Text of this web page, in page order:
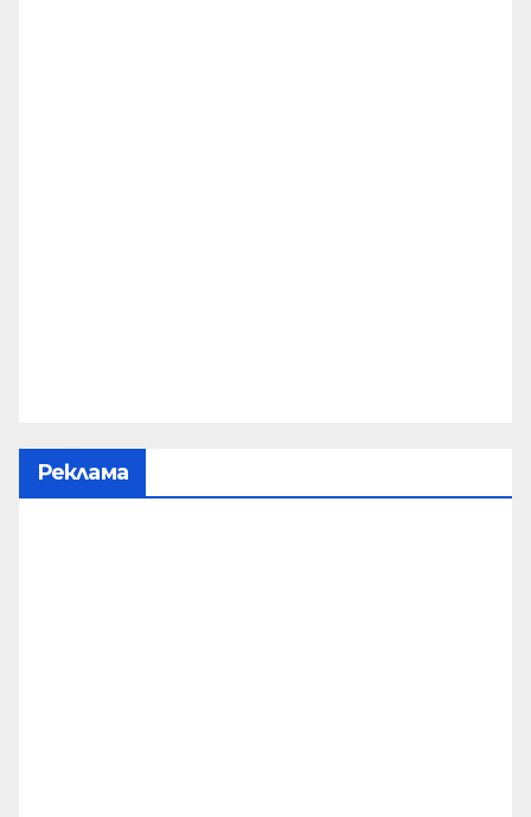
Реклама